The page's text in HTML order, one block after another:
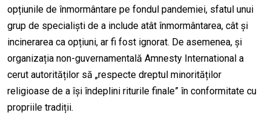
opțiunile de înmormântare pe fondul pandemiei, sfatul unui
grup de specialiști de a include atât înmormântarea, cât și
incinerarea ca opțiuni, ar fi fost ignorat. De asemenea, și
organizația non-guvernamentală Amnesty International a
cerut autorităților să „respecte dreptul minorităților
religioase de a își îndeplini riturile finale” în conformitate cu
propriile tradiții.